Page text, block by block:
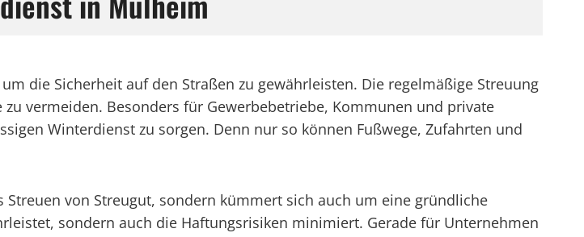
die Sicherheit auf den Straßen zu gewährleisten. Die regelmäßige Streuung
vermeiden. Besonders für Gewerbebetriebe, Kommunen und private
Winterdienst zu sorgen. Denn nur so können Fußwege, Zufahrten und
von Streugut, sondern kümmert sich auch um eine gründliche
sondern auch die Haftungsrisiken minimiert. Gerade für Unternehmen